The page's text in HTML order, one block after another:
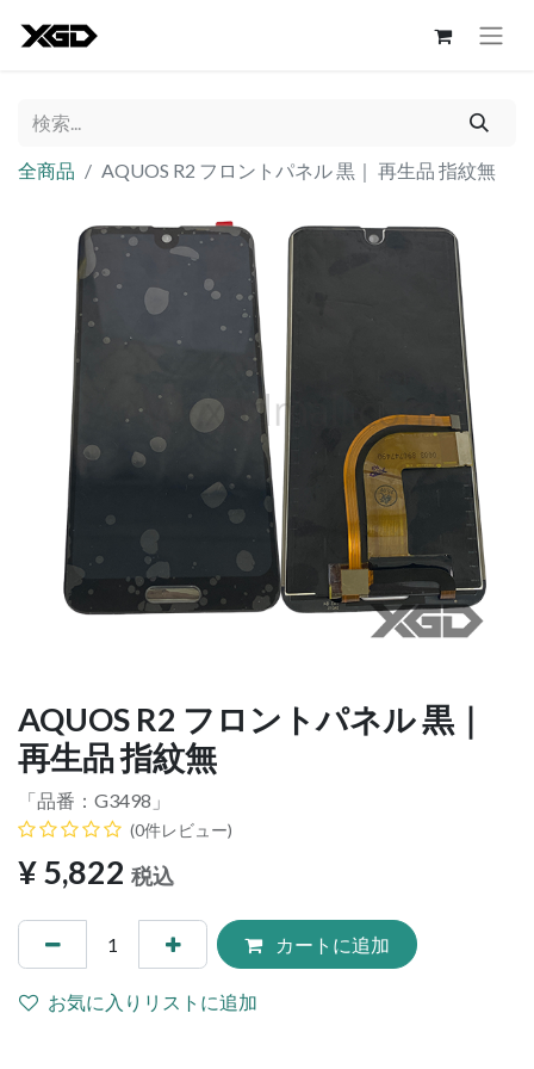
全商品 AQUOS R2 フロントパネル 黒｜ 再生品 指紋無
AQUOS R2 フロントパネル 黒｜
再生品 指紋無
「品番： G3498 」
(0件レビュー)
¥5,822 税込
カートに追加
お気に入りリストに追加